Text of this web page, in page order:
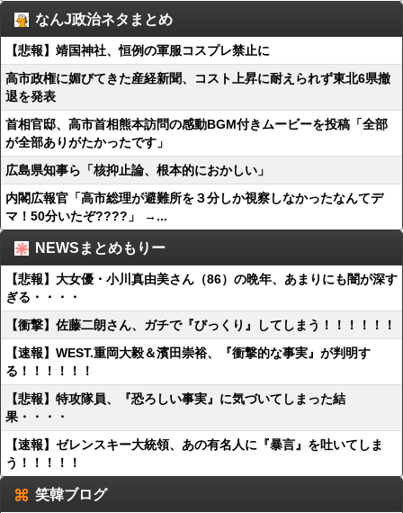
なんJ政治ネタまとめ
【悲報】靖国神社、恒例の軍服コスプレ禁止に
高市政権に媚びてきた産経新聞、コスト上昇に耐えられず東北6県撤
退を発表
首相官邸、高市首相熊本訪問の感動BGM付きムービーを投稿「全部
が全部ありがたかったです」
広島県知事ら「核抑止論、根本的におかしい」
内閣広報官「高市総理が避難所を３分しか視察しなかったなんてデ
マ！50分いたぞ????」 →...
NEWSまとめもりー
【悲報】大女優・小川真由美さん（86）の晩年、あまりにも闇が深す
ぎる・・・・
【衝撃】佐藤二朗さん、ガチで『びっくり』してしまう！！！！！！
【速報】WEST.重岡大毅＆濱田崇裕、『衝撃的な事実』が判明す
る！！！！！！
【悲報】特攻隊員、『恐ろしい事実』に気づいてしまった結
果・・・・
【速報】ゼレンスキー大統領、あの有名人に『暴言』を吐いてしま
う！！！！！
笑韓ブログ